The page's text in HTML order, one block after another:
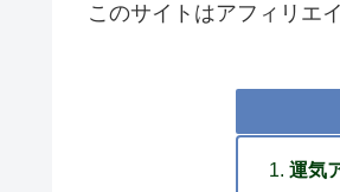
このサイトはアフィリエ
運気